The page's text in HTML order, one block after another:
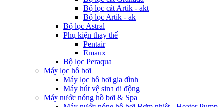
Bộ lọc cát Artik - akt
Bộ lọc Artik - ak
Bộ lọc Astral
Phụ kiện thay thế
Pentair
Emaux
Bộ lọc Peraqua
Máy lọc hồ bơi
Máy lọc hồ bơi gia đình
Máy hút vệ sinh di động
Máy nước nóng hồ bơi & Spa